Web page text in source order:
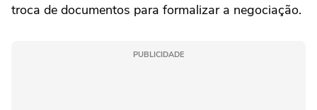
troca de documentos para formalizar a negociação.
PUBLICIDADE